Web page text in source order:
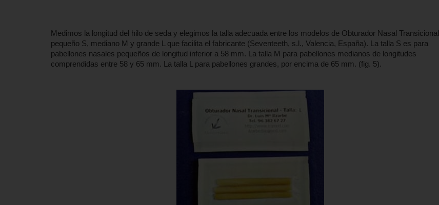
Medimos la longitud del hilo de seda y elegimos la talla adecuada entre los modelos de Obturador Nasal Transicional
pequeño S, mediano M y grande L que facilita el fabricante (Seventeeth, s.l., Valencia, España). La talla S es para
pabellones nasales pequeños de longitud inferior a 58 mm. La talla M para pabellones medianos de longitudes
comprendidas entre 58 y 65 mm. La talla L para pabellones grandes, por encima de 65 mm. (fig. 5).